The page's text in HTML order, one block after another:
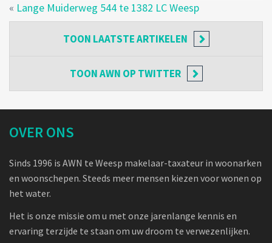
« Lange Muiderweg 544 te 1382 LC Weesp
TOON LAATSTE ARTIKELEN
TOONAWN OP TWITTER
OVER ONS
Sinds 1996 is AWN te Weesp makelaar-taxateur in woonarken
en woonschepen. Steeds meer mensen kiezen voor wonen op
het water.
Het is onze missie om u met onze jarenlange kennis en
ervaring terzijde te staan om uw droom te verwezenlijken.